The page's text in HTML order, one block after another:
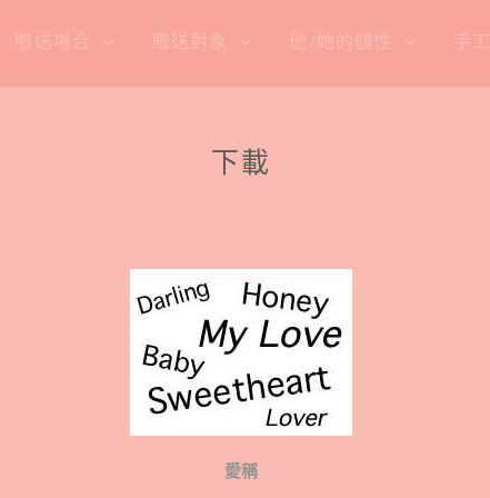
贈送場合 贈送對象 他/她的個性 手
下載
愛稱